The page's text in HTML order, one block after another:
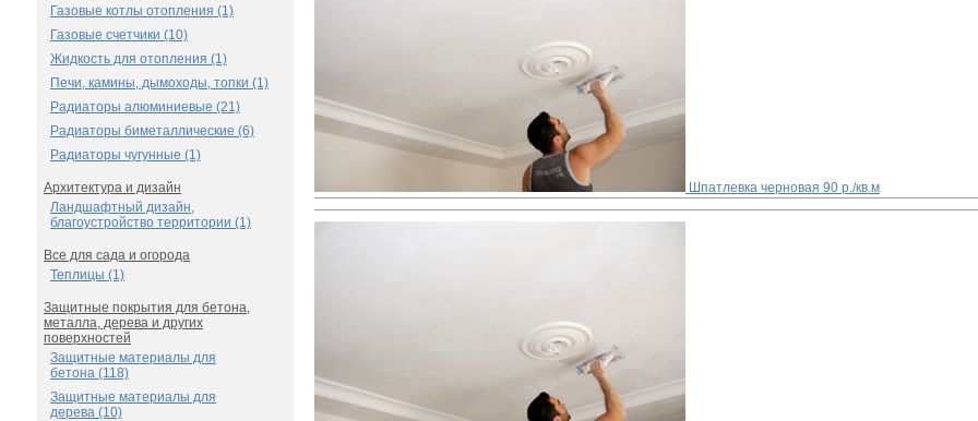
Газовые котлы отопления (1)
Газовые счетчики (10)
Жидкость для отопления (1)
Печи, камины, дымоходы, топки (1)
Радиаторы алюминиевые (21)
Радиаторы биметаллические (6)
Радиаторы чугунные (1)
Архитектура и дизайн
Ландшафтный дизайн,
благоустройство территории (1)
Все для сада и огорода
Теплицы (1)
Защитные покрытия для бетона,
металла, дерева и других
поверхностей
Защитные материалы для
бетона (118)
Защитные материалы для
дерева (10)
Шпатлевка черновая 90 р./кв.м